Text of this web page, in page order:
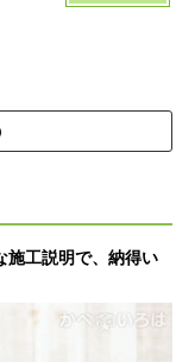
施工説明で、納得い